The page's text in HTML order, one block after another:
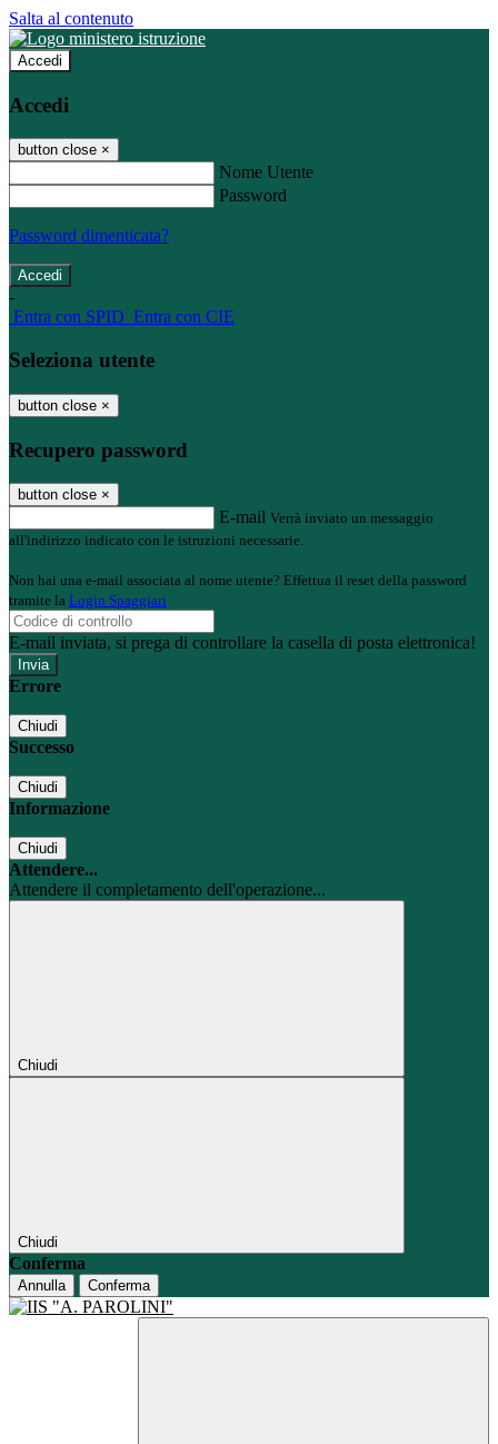
Salta al contenuto
Accedi
Accedi
button close ×
Nome Utente
Password
Password dimenticata?
-
Entra con SPID Entra con CIE
Seleziona utente
button close ×
Recupero password
button close ×
E-mail Verrà inviato un messaggio
all'indirizzo indicato con le istruzioni necessarie.
Non hai una e-mail associata al nome utente? Effettua il reset della password
tramite la Login Spaggiari
E-mail inviata, si prega di controllare la casella di posta elettronica!
Errore
Chiudi
Successo
Chiudi
Informazione
Chiudi
Attendere...
Attendere il completamento dell'operazione...
Chiudi
Chiudi
Conferma
Annulla Conferma